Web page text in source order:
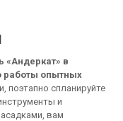
«Андеркат» в
работы опытных
поэтапно спланируйте
и
вам